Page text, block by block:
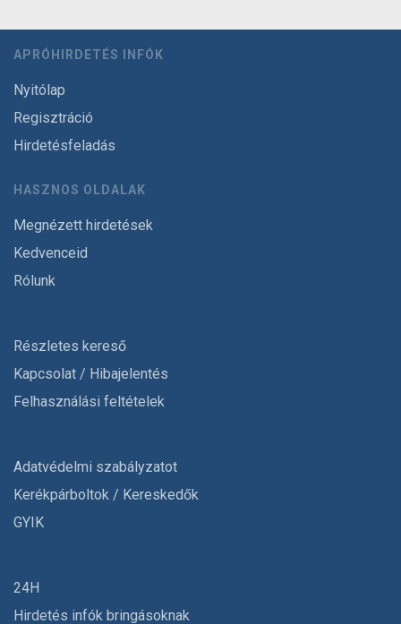
APRÓHIRDETÉS INFÓK
Nyitólap
Regisztráció
Hirdetésfeladás
HASZNOS OLDALAK
Megnézett hirdetések
Kedvenceid
Rólunk
Részletes kereső
Kapcsolat / Hibajelentés
Felhasználási feltételek
Adatvédelmi szabályzatot
Kerékpárboltok / Kereskedők
GYIK
24H
Hirdetés infók bringásoknak